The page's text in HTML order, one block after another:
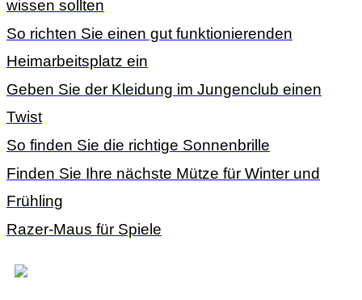
wissen sollten
So richten Sie einen gut funktionierenden
Heimarbeitsplatz ein
Geben Sie der Kleidung im Jungenclub einen
Twist
So finden Sie die richtige Sonnenbrille
Finden Sie Ihre nächste Mütze für Winter und
Frühling
Razer-Maus für Spiele